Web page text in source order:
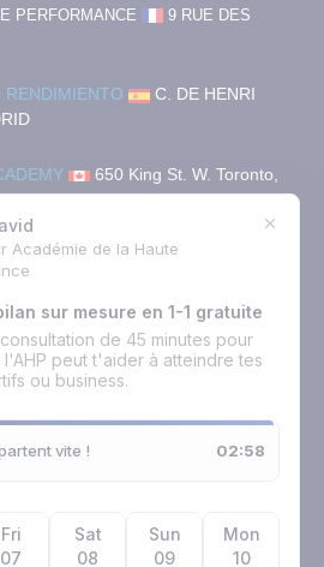
PERFORMANCE
9 RUE DES
RENDIMIENTO
C. DE HENRI
650 King St. W. Toronto,
89 16 30 82
Nous contacter
un peu par la suite. Une personne formée